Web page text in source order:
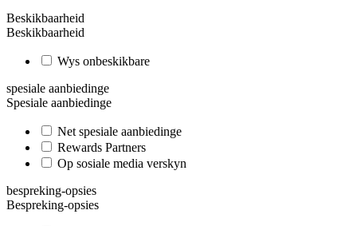
Beskikbaarheid
Beskikbaarheid
Wys onbeskikbare
spesiale aanbiedinge
Spesiale aanbiedinge
Net spesiale aanbiedinge
Rewards Partners
Op sosiale media verskyn
bespreking-opsies
Bespreking-opsies